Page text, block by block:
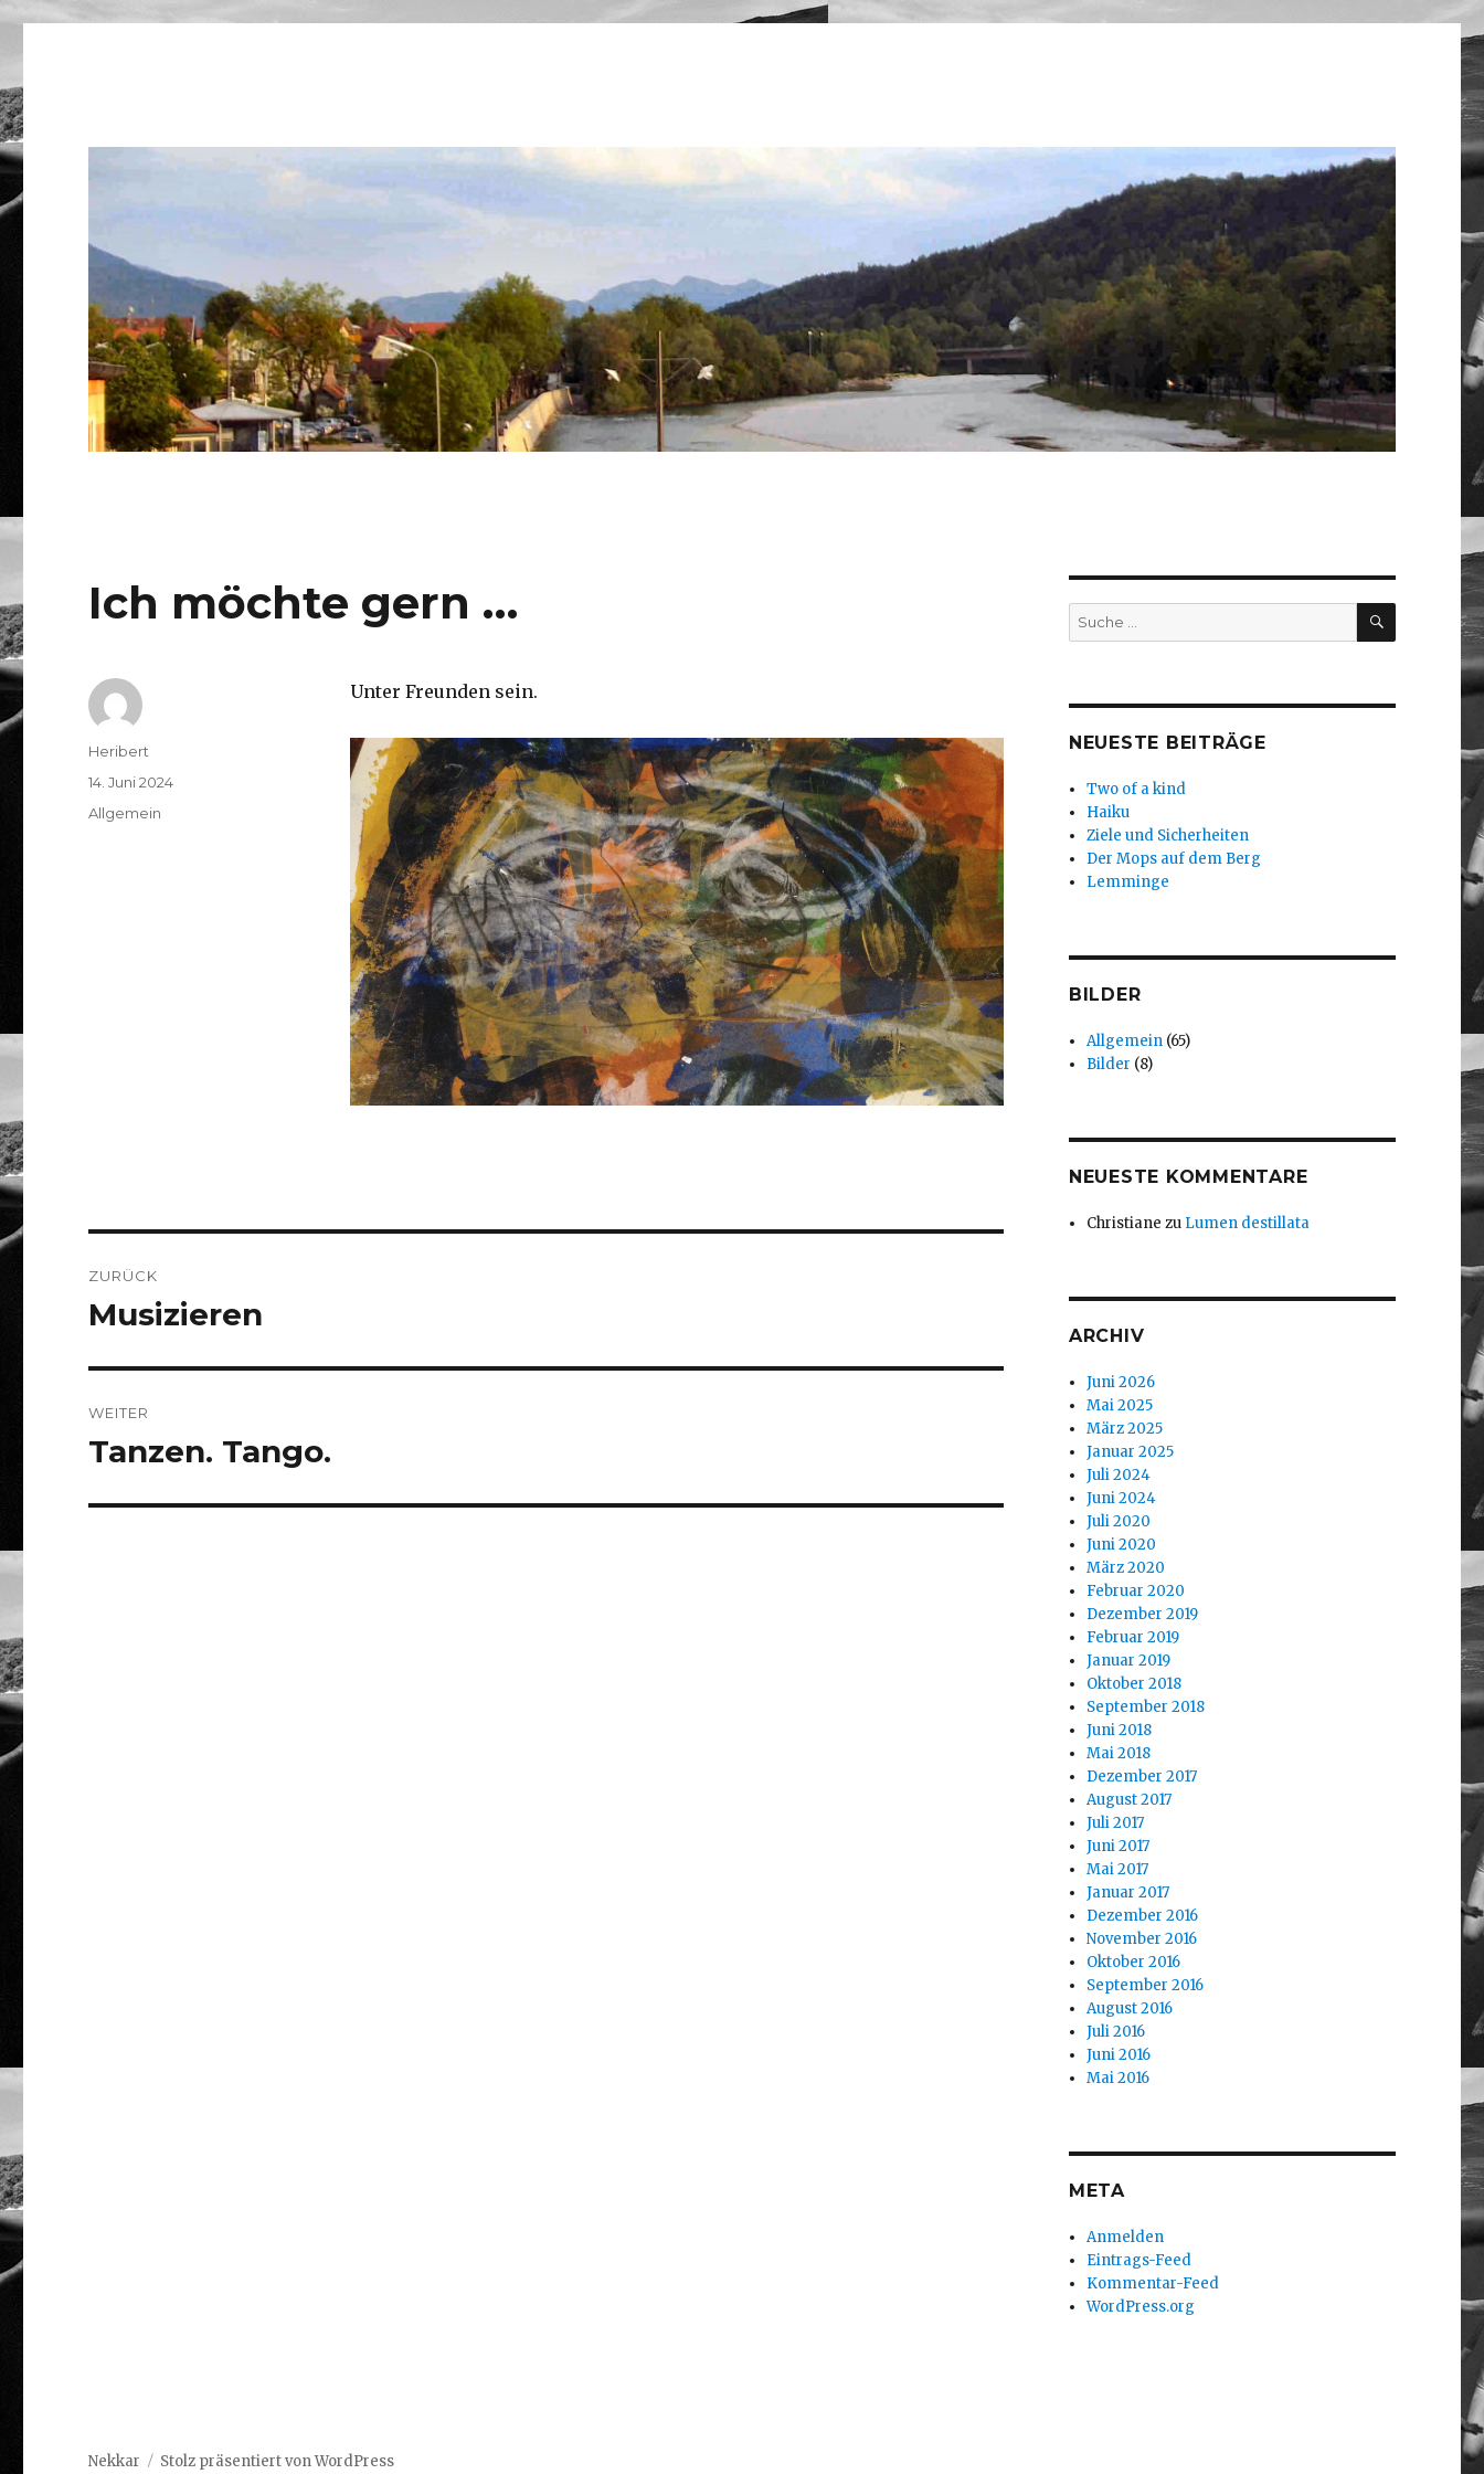
Ich möchte gern …
Unter Freunden sein.
Autor
Heribert
Veröffentlicht
am
14. Juni 2024
Kategorien
Allgemein
ZURÜCK
Vorheriger
Musizieren
WEITER
Nächster
Tanzen. Tango.
Suche
nach:
SUCHEN
NEUESTE BEITRÄGE
Two of a kind
Haiku
Ziele und Sicherheiten
Der Mops auf dem Berg
Lemminge
BILDER
Allgemein (65)
Bilder (8)
NEUESTE KOMMENTARE
Christiane zu Lumen destillata
ARCHIV
Juni 2026
Mai 2025
März 2025
Januar 2025
Juli 2024
Juni 2024
Juli 2020
Juni 2020
März 2020
Februar 2020
Dezember 2019
Februar 2019
Januar 2019
Oktober 2018
September 2018
Juni 2018
Mai 2018
Dezember 2017
August 2017
Juli 2017
Juni 2017
Mai 2017
Januar 2017
Dezember 2016
November 2016
Oktober 2016
September 2016
August 2016
Juli 2016
Juni 2016
Mai 2016
META
Anmelden
Eintrags-Feed
Kommentar-Feed
WordPress.org
Nekkar Stolz präsentiert von WordPress